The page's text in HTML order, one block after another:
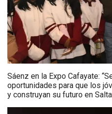
Sáenz en la Expo Cafayate:
oportunidades para que los
y construyan su futuro en